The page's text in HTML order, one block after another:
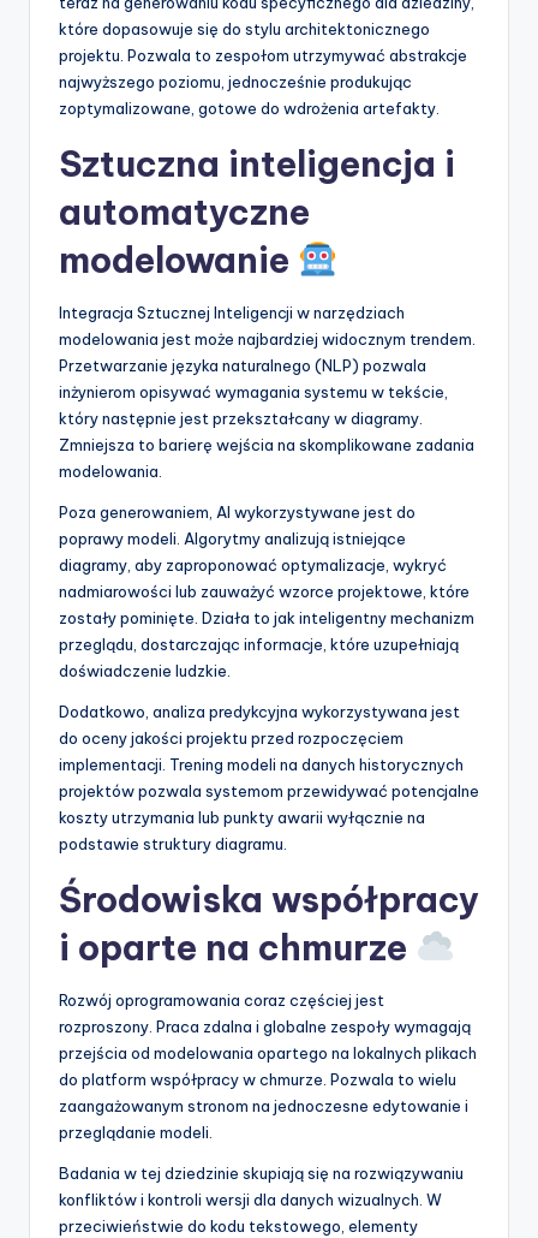
które dopasowuje się do stylu architektonicznego
projektu. Pozwala to zespołom utrzymywać abstrakcje
najwyższego poziomu, jednocześnie produkując
zoptymalizowane, gotowe do wdrożenia artefakty.
Sztuczna inteligencja i
automatyczne
modelowanie
Integracja Sztucznej Inteligencji w narzędziach
modelowania jest może najbardziej widocznym trendem.
Przetwarzanie języka naturalnego (NLP) pozwala
inżynierom opisywać wymagania systemu w tekście,
który następnie jest przekształcany w diagramy.
Zmniejsza to barierę wejścia na skomplikowane zadania
modelowania.
Poza generowaniem, AI wykorzystywane jest do
poprawy modeli. Algorytmy analizują istniejące
diagramy, aby zaproponować optymalizacje, wykryć
nadmiarowości lub zauważyć wzorce projektowe, które
zostały pominięte. Działa to jak inteligentny mechanizm
przeglądu, dostarczając informacje, które uzupełniają
doświadczenie ludzkie.
Dodatkowo, analiza predykcyjna wykorzystywana jest
do oceny jakości projektu przed rozpoczęciem
implementacji. Trening modeli na danych historycznych
projektów pozwala systemom przewidywać potencjalne
koszty utrzymania lub punkty awarii wyłącznie na
podstawie struktury diagramu.
Środowiska współpracy
i oparte na chmurze
Rozwój oprogramowania coraz częściej jest
rozproszony. Praca zdalna i globalne zespoły wymagają
przejścia od modelowania opartego na lokalnych plikach
do platform współpracy w chmurze. Pozwala to wielu
zaangażowanym stronom na jednoczesne edytowanie i
przeglądanie modeli.
Badania w tej dziedzinie skupiają się na rozwiązywaniu
konfliktów i kontroli wersji dla danych wizualnych. W
przeciwieństwie do kodu tekstowego, elementy